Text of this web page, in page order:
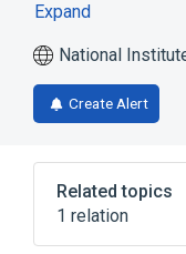
Expand
National
Create Alert
Related topics
1 relation